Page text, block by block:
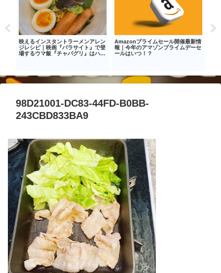
映えるインスタントラーメンアレン
ジレシピ｜映画『パラサイト』で登
場するウマ飯『チャパグリ』はハマ
Amazonプライムセール開催最新情
報｜今年のアマゾンプライムデーセ
ールはいつ！？
98D21001-DC83-44FD-B0BB-
243CBD833BA9